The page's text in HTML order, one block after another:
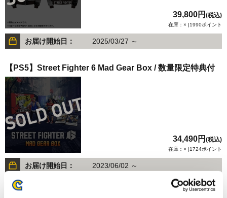
39,800円 (税込)
在庫：× |1990ポイント
お届け開始日： 2025/03/27 ～
【PS5】Street Fighter 6 Mad Gear Box / 数量限定特典付
34,490円 (税込)
在庫：× |1724ポイント
お届け開始日： 2023/06/02 ～
【PS4】Street Fighter 6 Mad Gear Box / 数量限定特典付